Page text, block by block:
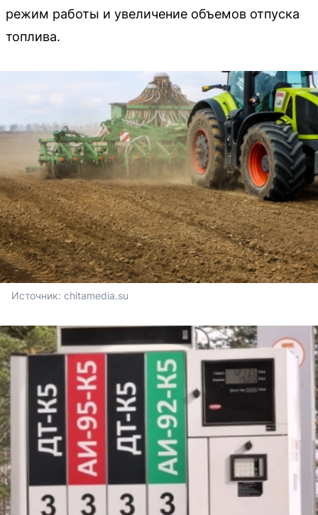
режим работы и увеличение объемов отпуска
топлива.
Источник: chitamedia.su